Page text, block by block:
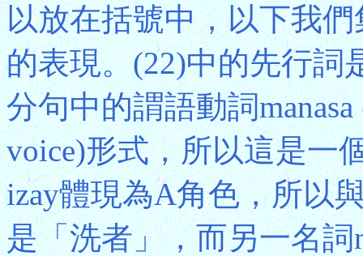
以放在括號中，以下我
的表現。(22)中的先行詞
分句中的謂語動詞
voice)形式，所以這是一
izay體現為A角色，所以
是「洗者」，而另一名